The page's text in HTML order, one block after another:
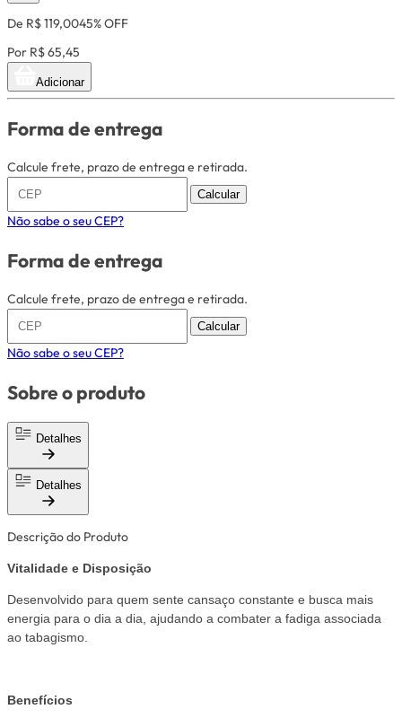
De R$ 119,0045% OFF
Por R$ 65,45
Adicionar
Forma de entrega
Calcule frete, prazo de entrega e retirada.
Calcular
Não sabe o seu CEP?
Forma de entrega
Calcule frete, prazo de entrega e retirada.
Calcular
Não sabe o seu CEP?
Sobre o produto
Detalhes
Detalhes
Descrição do Produto
Vitalidade e Disposição
Desenvolvido para quem sente cansaço constante e busca mais
energia para o dia a dia​, ajudando a combater a fadiga associada
ao tabagismo.
Benefícios